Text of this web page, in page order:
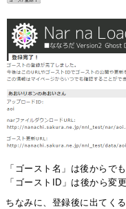
「ゴースト名」は後からで
「ゴーストID」は後から変
ちなみに、登録後に出てく